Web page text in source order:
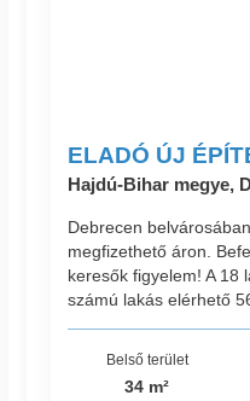
ELADÓ ÚJ
Hajdú-Bihar megye,
Debrecen
megfizethető áron.
keresők figyelem! A 18
számú lakás elérhető
Belső terület
34 m²